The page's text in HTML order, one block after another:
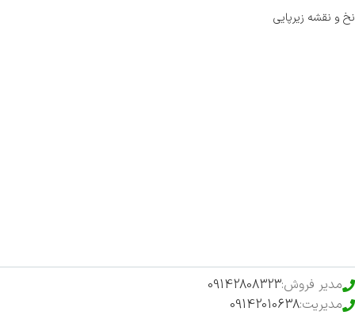
نخ و نقشه زیرپایی
مدیر فروش:09142808323
مدیریت:09142010638